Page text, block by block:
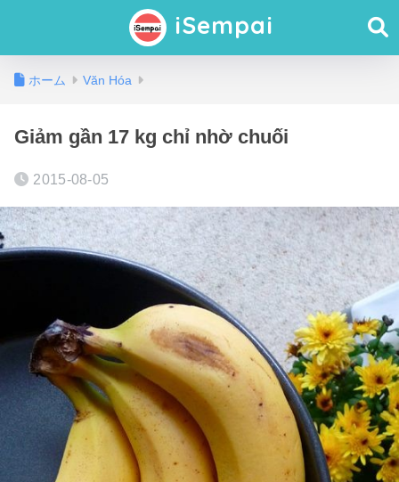
iSempai
ホーム Văn Hóa
Giảm gần 17 kg chỉ nhờ chuối
2015-08-05